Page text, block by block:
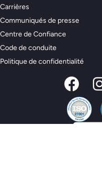
Carrières
Communiqués de presse
Centre de Confiance
Code de conduite
Politique de confidentialité